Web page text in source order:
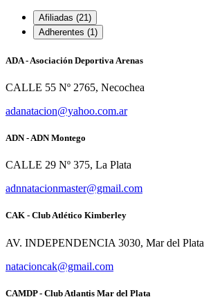
Afiliadas (21)
Adherentes (1)
ADA - Asociación Deportiva Arenas
CALLE 55 Nº 2765, Necochea
adanatacion@yahoo.com.ar
ADN - ADN Montego
CALLE 29 Nº 375, La Plata
adnnatacionmaster@gmail.com
CAK - Club Atlético Kimberley
AV. INDEPENDENCIA 3030, Mar del Plata
natacioncak@gmail.com
CAMDP - Club Atlantis Mar del Plata